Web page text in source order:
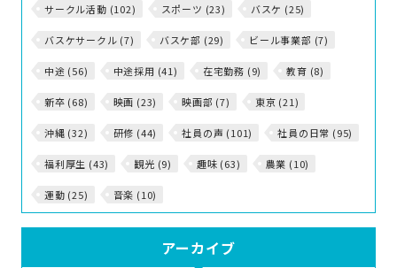
サークル活動 (102) スポーツ (23) バスケ (25)
バスケサークル (7) バスケ部 (29) ビール事業部 (7)
中途 (56) 中途採用 (41) 在宅勤務 (9) 教育 (8)
新卒 (68) 映画 (23) 映画部 (7) 東京 (21)
沖縄 (32) 研修 (44) 社員の声 (101) 社員の日常 (95)
福利厚生 (43) 観光 (9) 趣味 (63) 農業 (10)
運動 (25) 音楽 (10)
アーカイブ